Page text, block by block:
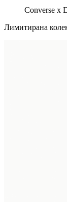
Converse x
Лимитирана